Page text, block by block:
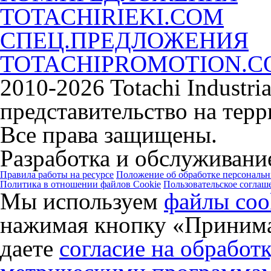
TOTACHIRIEKI.COM
СПЕЦ.ПРЕДЛОЖЕНИЯ
2010-2026 Totachi
представительство на
Все права защищены.
Разработка и
Правила работы на ресурсе Положение об обработке
Политика в отношении файлов Cookie Пользовательское
Мы используем файлы
нажимая кнопку
даете согласие на